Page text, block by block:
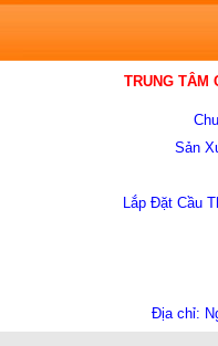
TRUNG TÂM
Sản
Lắp Đặt Cầu
Địa chỉ: